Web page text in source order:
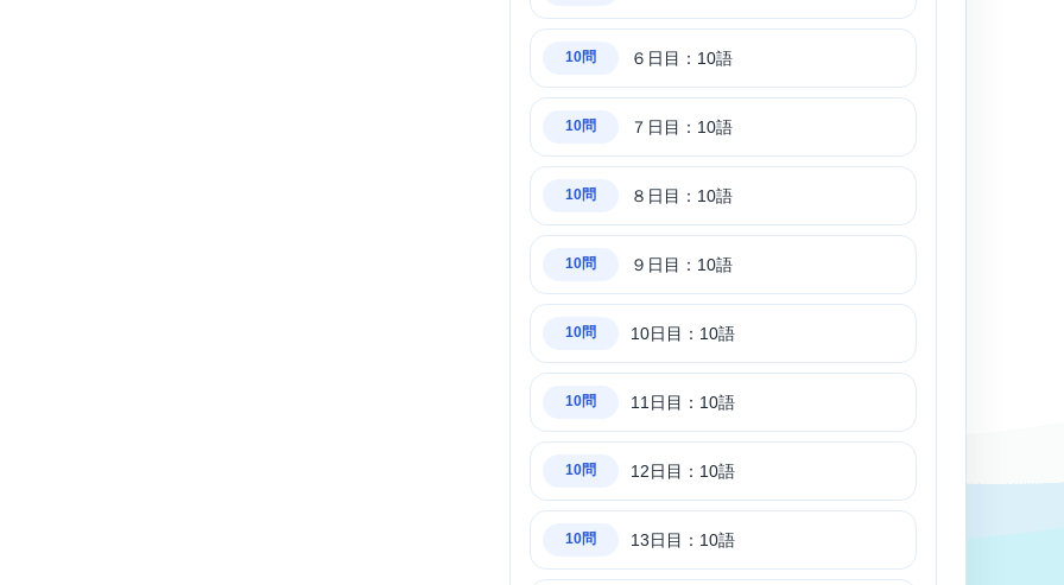
10問 ６日目：10語
10問 ７日目：10語
10問 ８日目：10語
10問 ９日目：10語
10問 10日目：10語
10問 11日目：10語
10問 12日目：10語
10問 13日目：10語